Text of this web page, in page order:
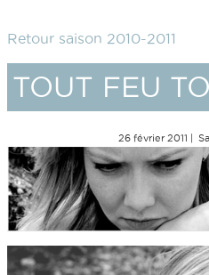
Retour saison 2010-2011
TOUT FEU
26 février 2011